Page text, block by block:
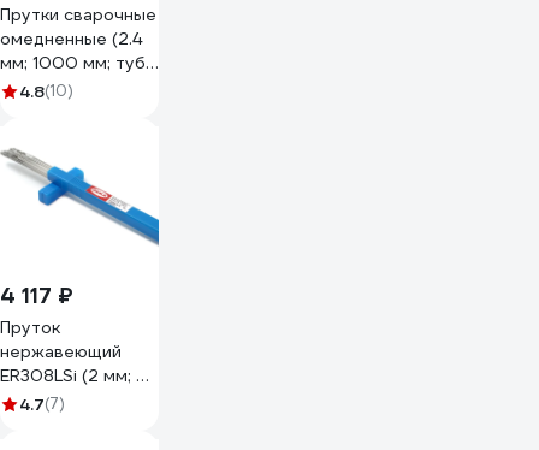
Прутки сварочные
омедненные (2.4
мм; 1000 мм; туба
5 кг; СВ-08ГС) ER-
4.8(10)
4 117 ₽
Пруток
нержавеющий
ER308LSi (2 мм; 5
кг) DEKA
4.7(7)